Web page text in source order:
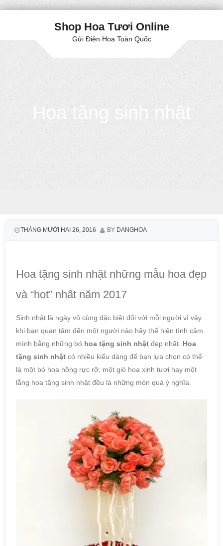
Shop Hoa Tươi Online
Gửi Điện Hoa Toàn Quốc
Hoa tặng sinh nhật
THÁNG MƯỜI HAI 26, 2016 BY DANGHOA
Hoa tặng sinh nhật những mẫu hoa đẹp
và “hot” nhất năm 2017
Sinh nhật là ngày vô cùng đặc biệt đối với mỗi người vì vậy
khi bạn quan tâm đến một người nào hãy thể hiện tình cảm
mình bằng những bó hoa tặng sinh nhật đẹp nhất. Hoa
tặng sinh nhật có nhiều kiểu dáng để bạn lựa chọn có thể
là một bó hoa hồng rực rỡ, một giỏ hoa xinh tươi hay một
lẵng hoa tặng sinh nhật đều là những món quà ý nghĩa.